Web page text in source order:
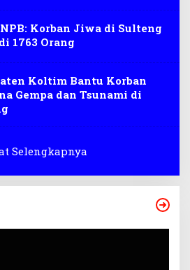
Korban Jiwa di Sulteng
1763 Orang
Koltim Bantu Korban
Gempa dan Tsunami di
Selengkapnya